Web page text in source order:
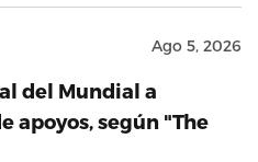
Ago 5, 2026
del Mundial a
apoyos, según "The